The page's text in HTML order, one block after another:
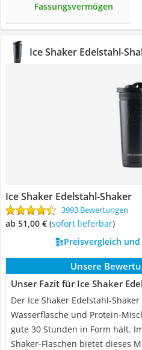
Fassungsvermögen
Ice Shaker Edelstahl-
Ice Shaker Edelstahl-Shaker
3993 Bewertungen
ab 51,00 € ( Sofort lieferbar)
Preisvergleich
Unsere
Unser Fazit für Ice Shaker
Der Ice Shaker Edelstahl-
Wasserflasche und Protein-
gute 30 Stunden in Form hält.
Shaker-Flaschen bietet dieses